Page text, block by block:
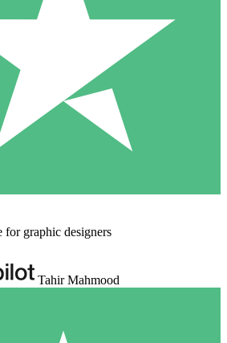
for graphic designers
Tahir Mahmood